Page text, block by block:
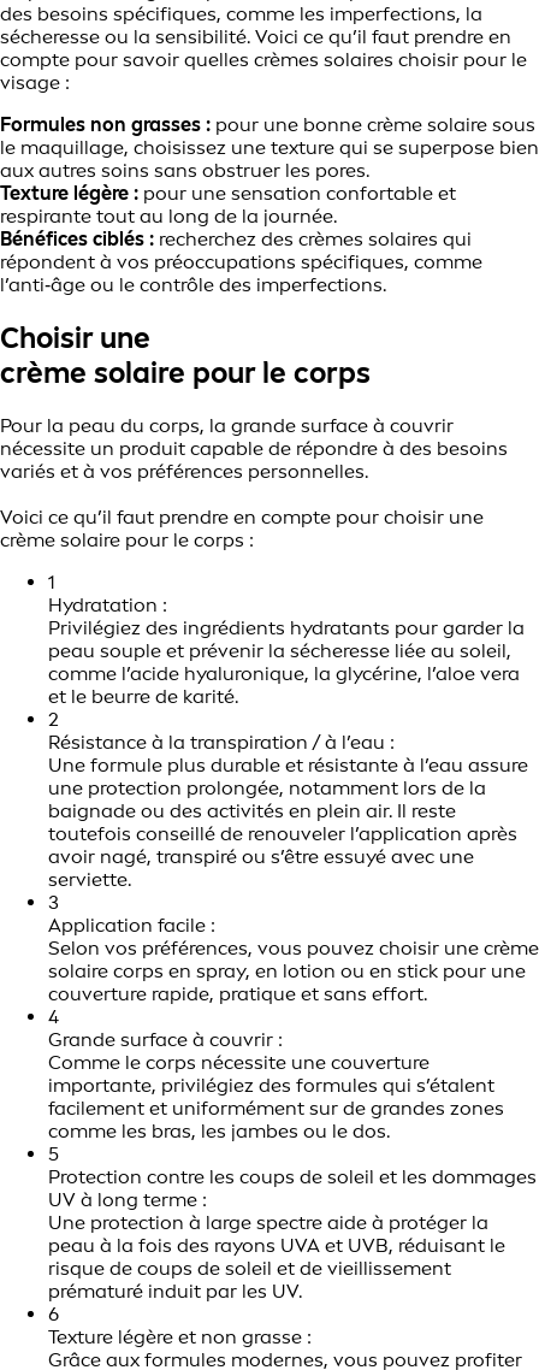
des besoins spécifiques, comme les imperfections, la
sécheresse ou la sensibilité. Voici ce qu’il faut prendre en
compte pour savoir quelles crèmes solaires choisir pour le
visage :
Formules non grasses : pour une bonne crème solaire sous
le maquillage, choisissez une texture qui se superpose bien
aux autres soins sans obstruer les pores.
Texture légère : pour une sensation confortable et
respirante tout au long de la journée.
Bénéfices ciblés : recherchez des crèmes solaires qui
répondent à vos préoccupations spécifiques, comme
l’anti‑âge ou le contrôle des imperfections.
Choisir une
crème solaire pour le corps
Pour la peau du corps, la grande surface à couvrir
nécessite un produit capable de répondre à des besoins
variés et à vos préférences personnelles.
Voici ce qu’il faut prendre en compte pour choisir une
crème solaire pour le corps :
1
Hydratation :
Privilégiez des ingrédients hydratants pour garder la
peau souple et prévenir la sécheresse liée au soleil,
comme l’acide hyaluronique, la glycérine, l’aloe vera
et le beurre de karité.
2
Résistance à la transpiration / à l’eau :
Une formule plus durable et résistante à l’eau assure
une protection prolongée, notamment lors de la
baignade ou des activités en plein air. Il reste
toutefois conseillé de renouveler l’application après
avoir nagé, transpiré ou s’être essuyé avec une
serviette.
3
Application facile :
Selon vos préférences, vous pouvez choisir une crème
solaire corps en spray, en lotion ou en stick pour une
couverture rapide, pratique et sans effort.
4
Grande surface à couvrir :
Comme le corps nécessite une couverture
importante, privilégiez des formules qui s’étalent
facilement et uniformément sur de grandes zones
comme les bras, les jambes ou le dos.
5
Protection contre les coups de soleil et les dommages
UV à long terme :
Une protection à large spectre aide à protéger la
peau à la fois des rayons UVA et UVB, réduisant le
risque de coups de soleil et de vieillissement
prématuré induit par les UV.
6
Texture légère et non grasse :
Grâce aux formules modernes, vous pouvez profiter